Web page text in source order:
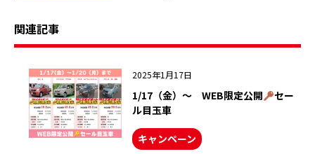
関連記事
2025年1月17日
1/17（金）～ WEB限定公開
セー
ル目玉車
キャンペーン